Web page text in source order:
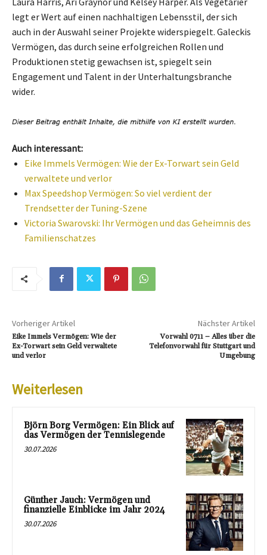
legt er Wert auf einen nachhaltigen Lebensstil, der sich
auch in der Auswahl seiner Projekte widerspiegelt. Galeckis
Vermögen, das durch seine erfolgreichen Rollen und
Produktionen stetig gewachsen ist, spiegelt sein
Engagement und Talent in der Unterhaltungsbranche
wider.
Auch interessant:
Eike Immels Vermögen: Wie der Ex-Torwart sein Geld
verwaltete und verlor
Max Speedshop Vermögen: So viel verdient der
Trendsetter der Tuning-Szene
Victoria Swarovski: Ihr Vermögen und das Geheimnis des
Familienschatzes
Vorheriger Artikel
Eike Immels Vermögen: Wie der
Ex-Torwart sein Geld verwaltete
und verlor
Nächster Artikel
Vorwahl 0711 – Alles über die
Telefonvorwahl für Stuttgart und
Umgebung
Weiterlesen
Björn Borg Vermögen: Ein Blick auf
das Vermögen der Tennislegende
30.07.2026
Günther Jauch: Vermögen und
finanzielle Einblicke im Jahr 2024
30.07.2026